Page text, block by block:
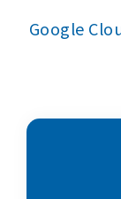
Google